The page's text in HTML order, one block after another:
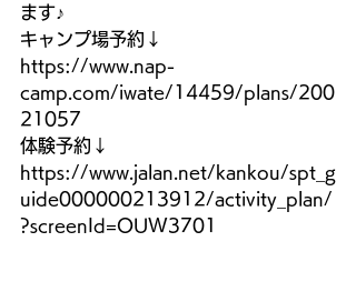
ます♪
キャンプ場予約↓
https://www.nap-
camp.com/iwate/14459/plans/200
21057
体験予約↓
https://www.jalan.net/kankou/spt_g
uide000000213912/activity_plan/
?screenId=OUW3701